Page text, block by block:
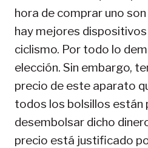
hora de comprar uno
hay mejores
ciclismo. Por todo lo
elección. Sin embargo,
precio de este aparato
todos los bolsillos están
desembolsar dicho
precio está justificado